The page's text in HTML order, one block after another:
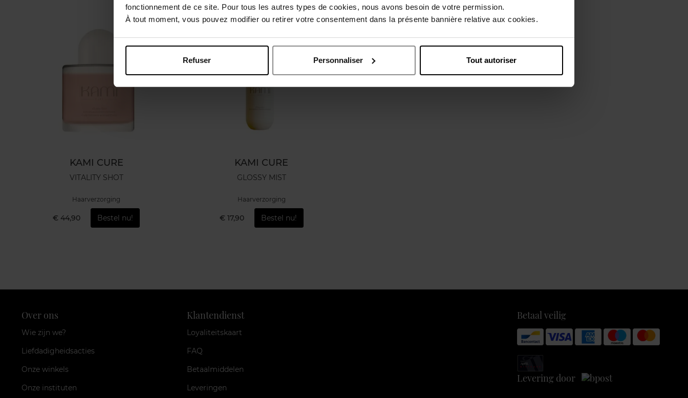
fonctionnement de ce site. Pour tous les autres types de cookies, nous avons besoin de votre permission.
À tout moment, vous pouvez modifier ou retirer votre consentement dans la présente bannière relative aux cookies.
Refuser Personnaliser Tout autoriser
KAMI CURE
VITALITY SHOT
Haarverzorging
€ 44,90 Bestel nu!
KAMI CURE
GLOSSY MIST
Haarverzorging
€ 17,90 Bestel nu!
Over ons
Wie zijn we?
Liefdadigheidsacties
Onze winkels
Onze instituten
Klantendienst
Loyaliteitskaart
FAQ
Betaalmiddelen
Leveringen
Betaal veilig
Levering door